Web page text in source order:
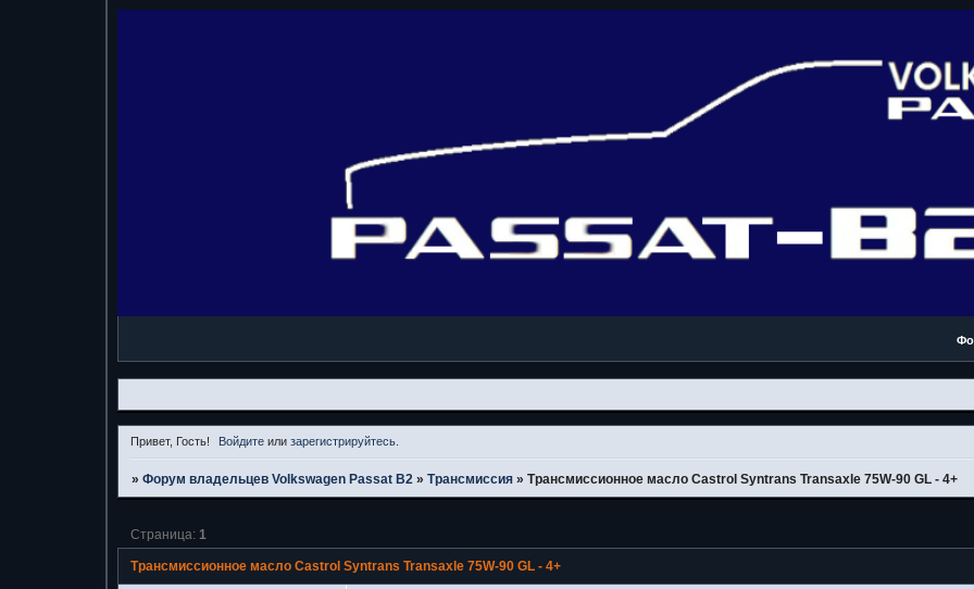
Привет, Гость! Войдите илизарегистрируйтесь.
» Форум владельцев Volkswagen Passat B2 » Трансмиссия » Трансмиссионное масло Castrol Syntrans Transaxle 75W-90 GL - 4+
Трансмиссионное масло Castrol Syntrans Transaxle 75W-90 GL - 4+
Страница: 1